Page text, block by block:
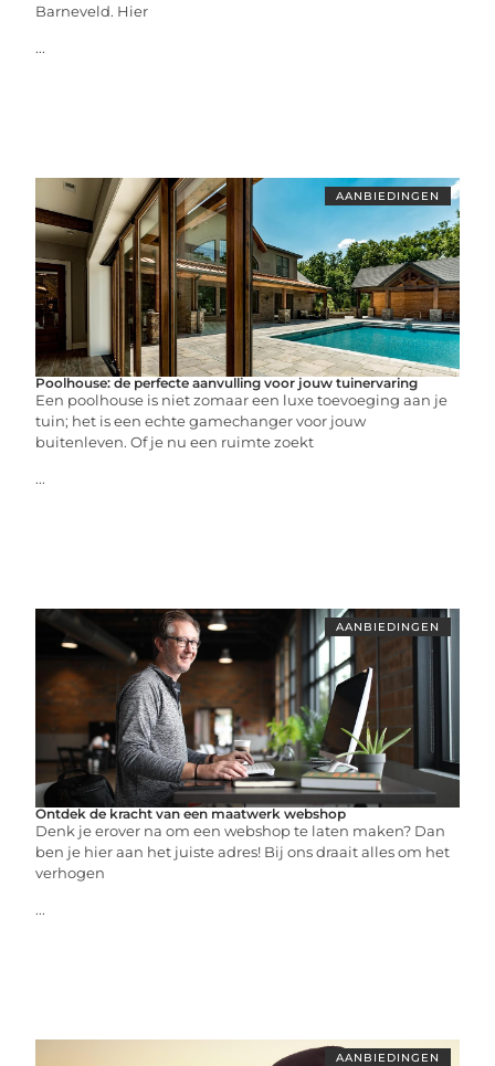
Barneveld. Hier
...
AANBIEDINGEN
Poolhouse: de perfecte aanvulling voor jouw tuinervaring
Een poolhouse is niet zomaar een luxe toevoeging aan je
tuin; het is een echte gamechanger voor jouw
buitenleven. Of je nu een ruimte zoekt
...
AANBIEDINGEN
Ontdek de kracht van een maatwerk webshop
Denk je erover na om een webshop te laten maken? Dan
ben je hier aan het juiste adres! Bij ons draait alles om het
verhogen
...
AANBIEDINGEN